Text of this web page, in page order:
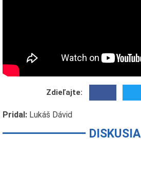
Zdieľajte:
Pridal: Lukáš Dávid
DISKUSIA